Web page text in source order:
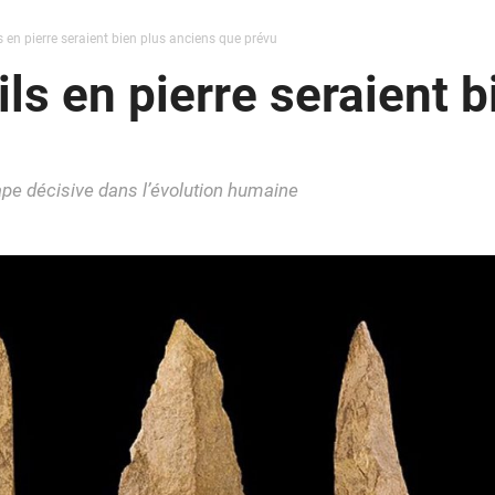
en pierre seraient bien plus anciens que prévu
en pierre seraient
décisive dans l’évolution humaine